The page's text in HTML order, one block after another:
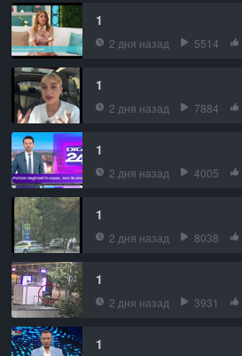
1
2 дня назад 5514
1
2 дня назад 7884
1
2 дня назад 4005
1
2 дня назад 8038
1
2 дня назад 3931
1